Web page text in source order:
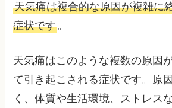
天気痛は複合的な原因が複雑に
症状です。
天気痛はこのような複数の原因
て引き起こされる症状です。原
く、体質や生活環境、ストレス